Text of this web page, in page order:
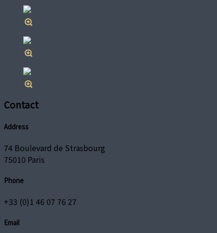
Contact
Address
74 Boulevard de Strasbourg
75010 Paris
Phone
+33 (0)1 46 07 76 27
Email